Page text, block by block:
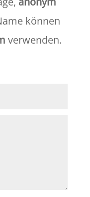
können
verwenden.